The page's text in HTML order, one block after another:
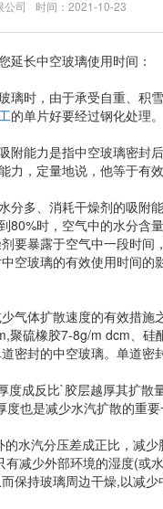
公司 时间：2021-10-23
延长中空玻璃使用时间：
时，由于承受自重、积
的单片好要经过钢化处理。
能力是指中空玻璃密封
，定量地说，他等于有
多、消耗干燥剂的吸附
时，空气中的水分含
要暴露于空气中一段时
空玻璃的有效使用时间的
气体扩散速度的有效措
硫橡胶7-8g/m dcm、
密封的中空玻璃。单道密
成反比`胶层越厚其扩散
也是减少水汽扩散的重
水汽分压差成正比，减
减少外部环境的湿度(或
持玻璃周边干燥,以减少